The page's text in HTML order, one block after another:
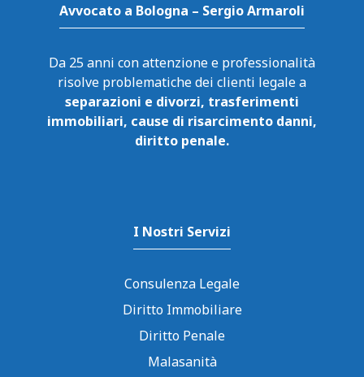
Avvocato a Bologna – Sergio Armaroli
Da 25 anni con attenzione e professionalità
separazioni e divorzi, trasferimenti
immobiliari, cause di risarcimento danni,
diritto penale.
I Nostri Servizi
Consulenza Legale
Diritto Immobiliare
Diritto Penale
Malasanità